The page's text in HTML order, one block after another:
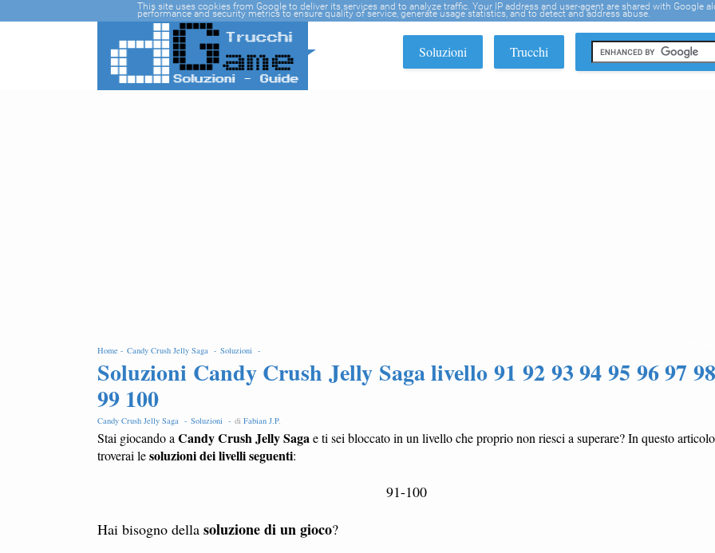
Soluzioni Trucchi
Home - Candy Crush Jelly Saga - Soluzioni -
Soluzioni Candy Crush Jelly Saga livello 91 92 93 94 95 96 97 98
99 100
Candy Crush Jelly Saga - Soluzioni - di Fabian J.P.
Stai giocando a Candy Crush Jelly Sagae ti sei bloccato in un livello che proprio non riesci a superare? In questo articolo
troverai lesoluzioni dei livelli seguenti:
91-100
Hai bisogno della soluzione di un gioco?
This site uses cookies from Google to deliver its services and to analyze traffic. Your IP address and user-agent are shared with Google
performance and security metrics to ensure quality of service, generate usage statistics, and to detect and address abuse.